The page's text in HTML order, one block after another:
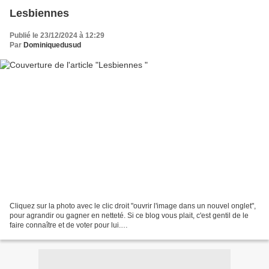
Lesbiennes
Publié le 23/12/2024 à 12:29
Par Dominiquedusud
Cliquez sur la photo avec le clic droit "ouvrir l'image dans un nouvel onglet",
pour agrandir ou gagner en netteté. Si ce blog vous plait, c'est gentil de le
faire connaître et de voter pour lui.